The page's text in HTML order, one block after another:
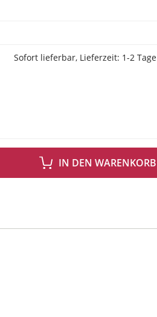
Sofort lieferbar, Lieferzeit: 1-2 Tage
IN DEN WARENKORB